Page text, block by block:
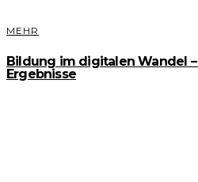
MEHR
Bildung im digitalen Wandel
Ergebnisse